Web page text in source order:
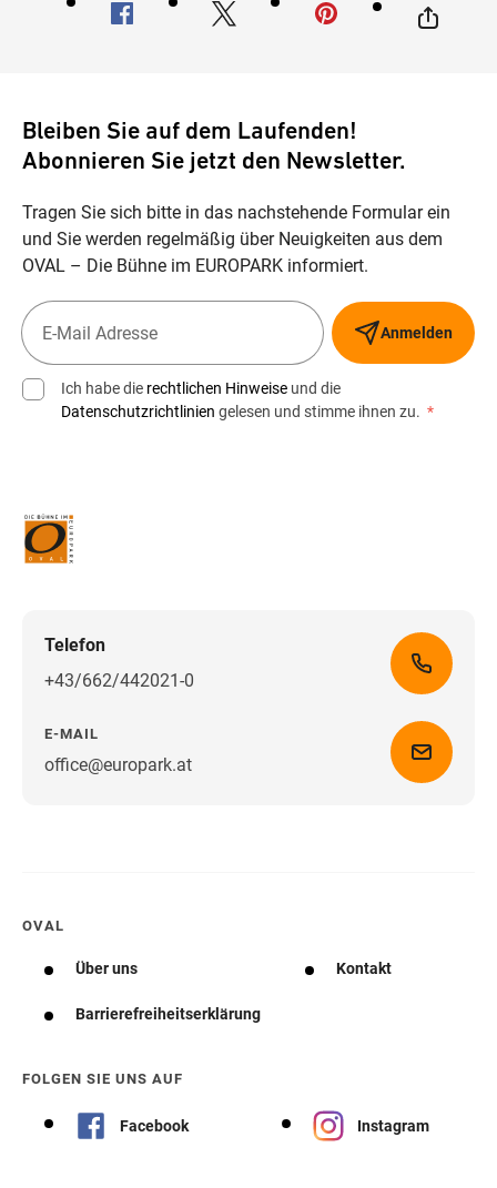
Bleiben Sie auf dem Laufenden!
Abonnieren Sie jetzt den Newsletter.
Tragen Sie sich bitte in das nachstehende Formular ein
und Sie werden regelmäßig über Neuigkeiten aus dem
OVAL – Die Bühne im EUROPARK informiert.
Anmelden
Ich habe die rechtlichen Hinweise und die
Datenschutzrichtlinien gelesen und stimme ihnen zu. *
Telefon
+43/662/442021-0
E-MAIL
office@europark.atWegbeschreibung erhalten
OVAL
Über uns Kontakt
Barrierefreiheitserklärung
FOLGEN SIE UNS AUF
Facebook Instagram